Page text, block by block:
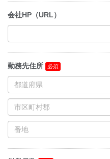
会社HP（URL）
勤務先住所